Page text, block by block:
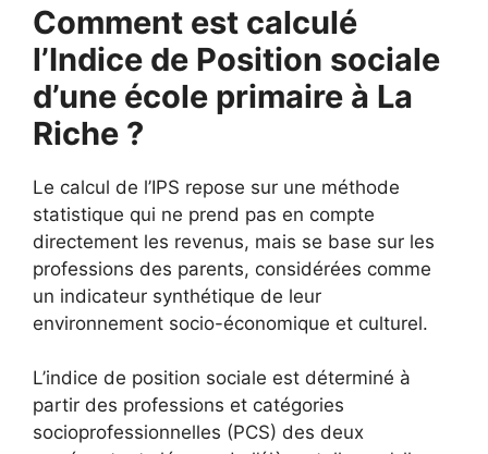
Comment est calculé
l’Indice de Position sociale
d’une école primaire à La
Riche ?
Le calcul de l’IPS repose sur une méthode
statistique qui ne prend pas en compte
directement les revenus, mais se base sur les
professions des parents, considérées comme
un indicateur synthétique de leur
environnement socio-économique et culturel.
L’indice de position sociale est déterminé à
partir des professions et catégories
socioprofessionnelles (PCS) des deux